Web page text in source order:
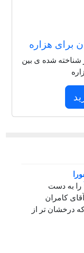
برای هزاره
نظیر از 125 شاعر شناخته شده ی بین
را به دست
کامران
درخشان تر از